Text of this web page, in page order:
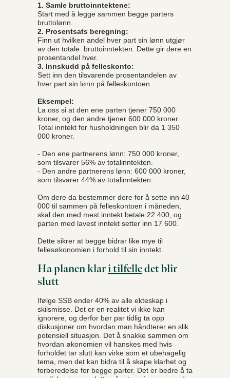
1. Samle bruttoinntektene:
Start med å legge sammen begge parters
bruttolønn.
2. Prosentsats beregning:
Finn ut hvilken andel hver part sin lønn utgjør
av den totale bruttoinntekten. Dette gir dere en
prosentandel hver.
3. Innskudd på felleskonto:
Sett inn den tilsvarende prosentandelen av
hver part sin lønn på felleskontoen.
Eksempel:
La oss si at den ene parten tjener 750 000
kroner, og den andre tjener 600 000 kroner.
Total inntekt for husholdningen blir da 1 350
000 kroner.
- Den ene partnerens lønn: 750 000 kroner,
som tilsvarer 56% av totalinntekten.
- Den andre partnerens lønn: 600 000 kroner,
som tilsvarer 44% av totalinntekten.
Om dere da bestemmer dere for å sette inn 40
000 til sammen på felleskontoen i måneden,
skal den med mest inntekt betale 22 400, og
parten med lavest inntekt setter inn 17 600.
Dette sikrer at begge bidrar like mye til
fellesøkonomien i forhold til sin inntekt.
Ha planen klari tilfelledet blir
slutt
Ifølge SSB ender 40% av alle ekteskap i
skilsmisse. Det er en realitet vi ikke kan
ignorere, og derfor bør par tidlig ta opp
diskusjoner om hvordan man håndterer en slik
potensiell situasjon. Det å snakke sammen om
hvordan økonomien vil hanskes med hvis
forholdet tar slutt kan virke som et ubehagelig
tema, men det kan bidra til å skape klarhet og
forberedelse for begge parter. Det er bedre å ta